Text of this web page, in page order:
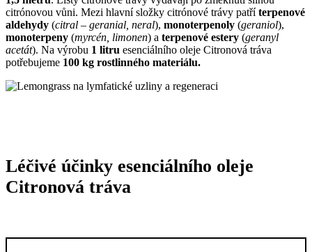
citrónovou vůni. Mezi hlavní složky citrónové trávy patříterpenové
aldehydy (citral – geranial, neral), monoterpenoly (geraniol),
monoterpeny (myrcén, limonen) a terpenové estery (geranyl
acetát). Na výrobu 1 litru esenciálního oleje Citronová tráva
potřebujeme 100 kg rostlinného materiálu.
Léčivé účinky esenciálního oleje
Citronová tráva